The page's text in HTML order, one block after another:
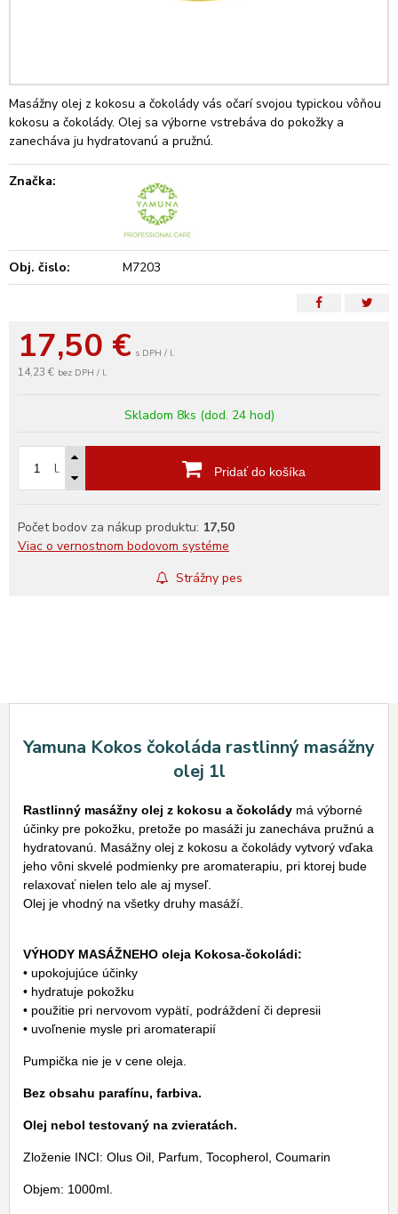
17,50 € s DPH / l.
14,23 € bez DPH / l.
Skladom 8ks (dod. 24 hod)
l. Pridať do košíka
Počet bodov za nákup produktu: 17,50
Viac o vernostnom bodovom systéme
Strážny pes
Masážny olej z kokosu a čokolády vás očarí svojou typickou vôňou
kokosu a čokolády. Olej sa výborne vstrebáva do pokožky a
zanecháva ju hydratovanú a pružnú.
Značka:
Obj. čislo: M7203
Yamuna Kokos čokoláda rastlinný masážny
olej 1l
Rastlinný masážny olej z kokosu a čokolády má výborné
účinky pre pokožku, pretože po masáži ju zanecháva pružnú a
hydratovanú. Masážny olej z kokosu a čokolády vytvorý vďaka
jeho vôni skvelé podmienky pre aromaterapiu, pri ktorej bude
relaxovať nielen telo ale aj myseľ.
Olej je vhodný na všetky druhy masáží.
VÝHODY MASÁŽNEHO oleja Kokosa-čokoládi:
• upokojujúce účinky
• hydratuje pokožku
• použitie pri nervovom vypätí, podráždení či depresii
• uvoľnenie mysle pri aromaterapií
Pumpička nie je v cene oleja.
Bez obsahu parafínu, farbiva.
Olej nebol testovaný na zvieratách.
Zloženie INCI: Olus Oil, Parfum, Tocopherol, Coumarin
Objem: 1000ml.